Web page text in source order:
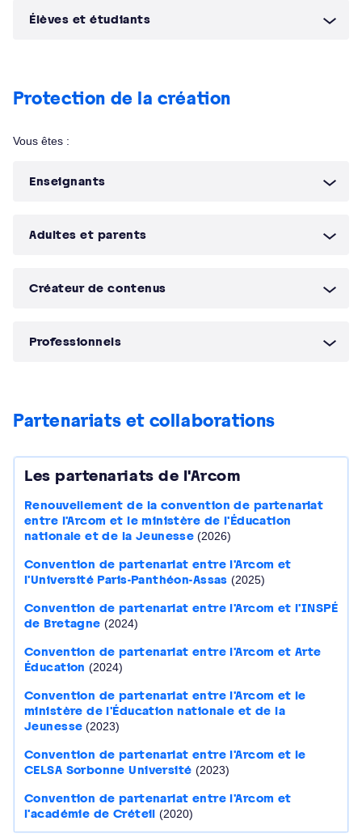
Élèves et étudiants
Protection de la création
Vous êtes :
Enseignants
Adultes et parents
Créateur de contenus
Professionnels
Partenariats et collaborations
Les partenariats de l'Arcom
Renouvellement de la convention de partenariat
entre l'Arcom et le ministère de l'Éducation
nationale et de la Jeunesse (2026)
Convention de partenariat entre l'Arcom et
l'Université Paris-Panthéon-Assas (2025)
Convention de partenariat entre l'Arcom et l'INSPÉ
de Bretagne (2024)
Convention de partenariat entre l'Arcom et Arte
Éducation (2024)
Convention de partenariat entre l'Arcom et le
ministère de l'Éducation nationale et de la
Jeunesse (2023)
Convention de partenariat entre l'Arcom et le
CELSA Sorbonne Université (2023)
Convention de partenariat entre l'Arcom et
l'académie de Créteil (2020)